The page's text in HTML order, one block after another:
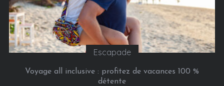
Escapade
Voyage all inclusive : profitez de vacances 100 %
détente